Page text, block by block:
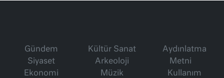
Gündem
Siyaset
Ekonomi
Kültür Sanat
Arkeoloji
Müzik
Aydınlatma
Metni
Kullanım